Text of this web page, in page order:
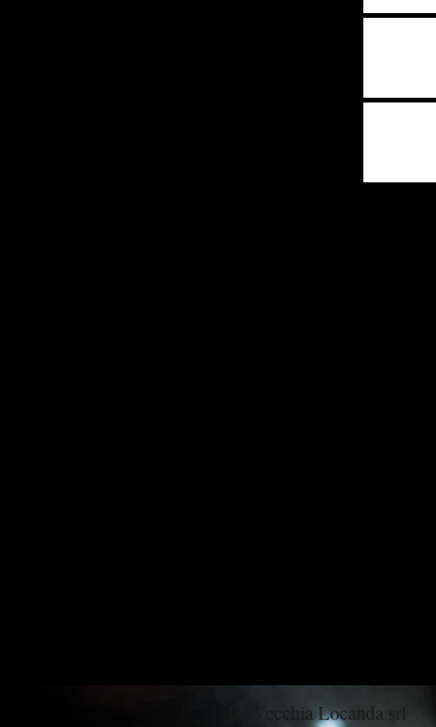
La Vecchia Locanda srl